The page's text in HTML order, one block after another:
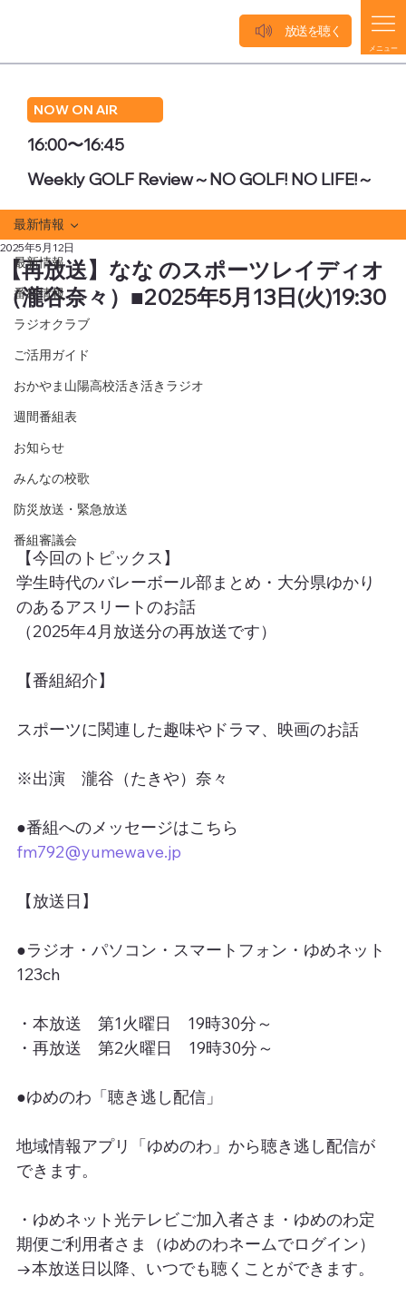
NOW ON AIR
16:00〜16:45
Weekly GOLF Review～NO GOLF! NO LIFE!～
メニュー
放送を聴く
最新情報
番組情報
ラジオクラブ
ご活用ガイド
おかやま山陽高校活き活きラジオ
週間番組表
お知らせ
みんなの校歌
防災放送・緊急放送
番組審議会
最新情報
【再放送】なな のスポーツレイディオ
（瀧谷奈々）■2025年5月13日(火)19:30
2025年5月12日
【今回のトピックス】
学生時代のバレーボール部まとめ・大分県ゆかり
のあるアスリートのお話
（2025年4月放送分の再放送です）
【番組紹介】
スポーツに関連した趣味やドラマ、映画のお話
※出演　瀧谷（たきや）奈々
●番組へのメッセージはこちら
fm792@yumewave.jp
【放送日】
●ラジオ・パソコン・スマートフォン・ゆめネット
123ch
・本放送　第1火曜日　19時30分～
・再放送　第2火曜日　19時30分～
●ゆめのわ「聴き逃し配信」
地域情報アプリ「ゆめのわ」から聴き逃し配信が
できます。
・ゆめネット光テレビご加入者さま・ゆめのわ定
期便ご利用者さま（ゆめのわネームでログイン）
→本放送日以降、いつでも聴くことができます。